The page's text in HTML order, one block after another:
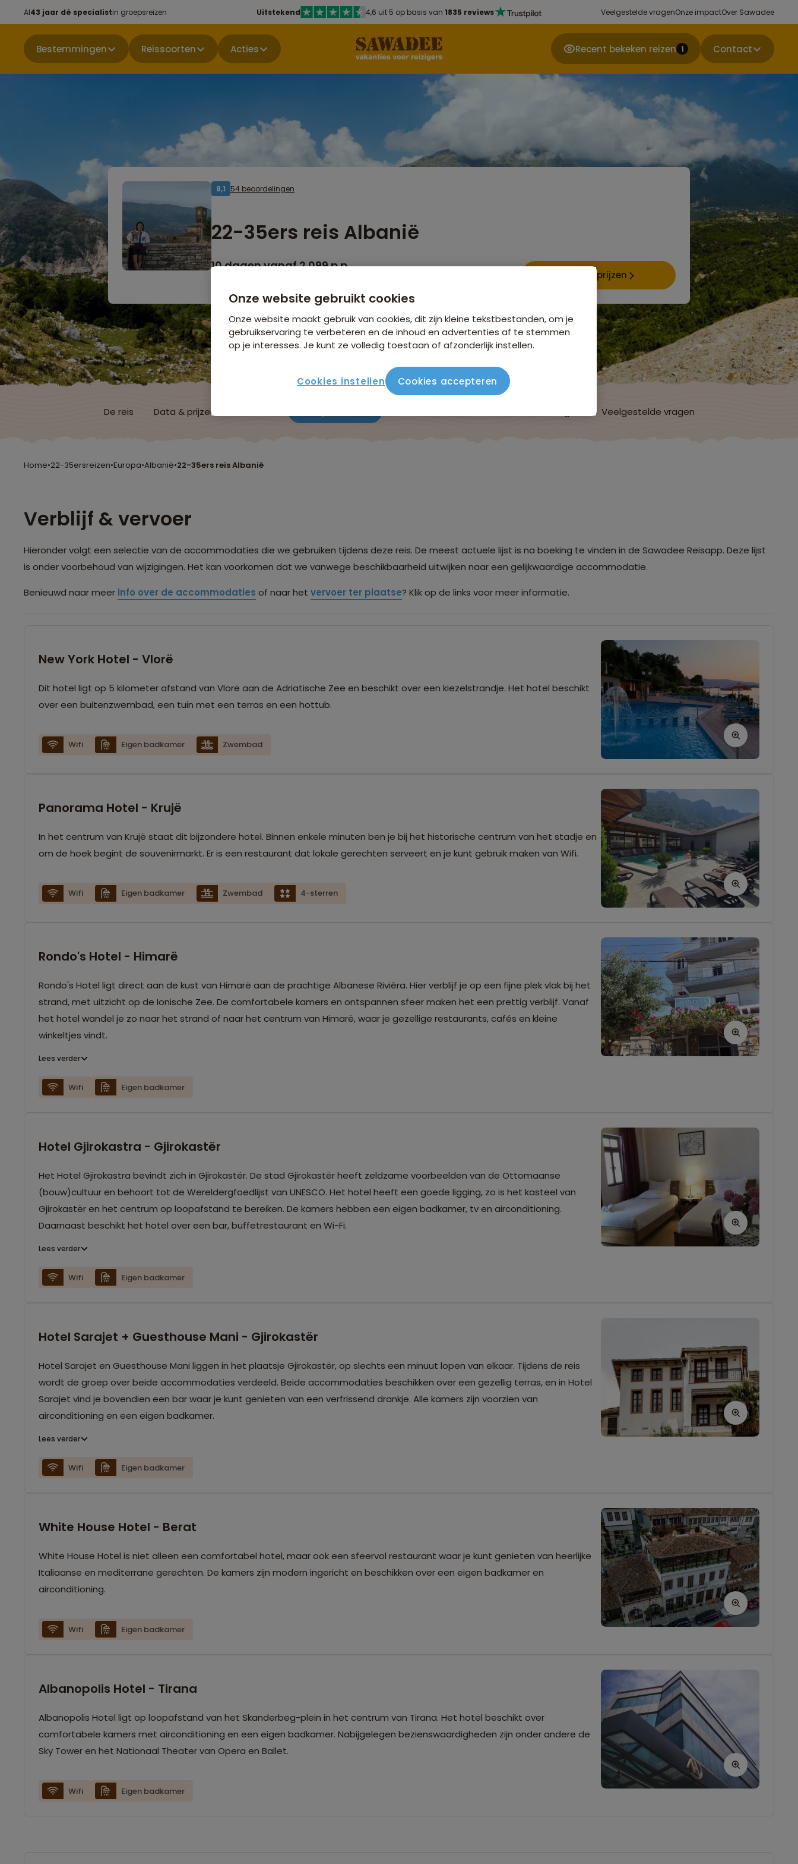
Al43 jaar dé specialistin groepsreizen Uitstekend 4,6 uit 5 op basis van 1835 reviews Veelgestelde vragenOnze impactOver Sawadee
Bestemmingen Reissoorten Acties Recent bekeken reizen 1 Contact
8,1 54 beoordelingen
22-35ers reis Albanië
10 dagen vanaf 2.099 p.p.
Data & prijzen
De reis Data & prijzen Veelgestelde vragen
Home•22-35ersreizen•Europa•Albanië•22-35ers reis Albanië
Verblijf & vervoer
Hieronder volgt een selectie van de accommodaties die we gebruiken tijdens deze reis. De meest actuele lijst is na boeking te vinden in de Sawadee Reisapp. Deze lijst
is onder voorbehoud van wijzigingen. Het kan voorkomen dat we vanwege beschikbaarheid uitwijken naar een gelijkwaardige accommodatie.
Benieuwd naar meer info over de accommodaties of naar het vervoer ter plaatse? Klik op de links voor meer informatie.
New York Hotel - Vlorë
Dit hotel ligt op 5 kilometer afstand van Vlorë aan de Adriatische Zee en beschikt over een kiezelstrandje. Het hotel beschikt
over een buitenzwembad, een tuin met een terras en een hottub.
Wifi Eigen badkamer Zwembad
Panorama Hotel - Krujë
In het centrum van Krujë staat dit bijzondere hotel. Binnen enkele minuten ben je bij het historische centrum van het stadje en
om de hoek begint de souvenirmarkt. Er is een restaurant dat lokale gerechten serveert en je kunt gebruik maken van Wifi.
Wifi Eigen badkamer Zwembad 4-sterren
Rondo's Hotel - Himarë
Rondo's Hotel ligt direct aan de kust van Himarë aan de prachtige Albanese Rivièra. Hier verblijf je op een fijne plek vlak bij het
strand, met uitzicht op de Ionische Zee. De comfortabele kamers en ontspannen sfeer maken het een prettig verblijf. Vanaf
het hotel wandel je zo naar het strand of naar het centrum van Himarë, waar je gezellige restaurants, cafés en kleine
winkeltjes vindt.
Lees verder
Wifi Eigen badkamer
Hotel Gjirokastra - Gjirokastër
Het Hotel Gjirokastra bevindt zich in Gjirokastër. De stad Gjirokastër heeft zeldzame voorbeelden van de Ottomaanse
(bouw)cultuur en behoort tot de Wereldergfoedlijst van UNESCO. Het hotel heeft een goede ligging, zo is het kasteel van
Gjirokastër en het centrum op loopafstand te bereiken. De kamers hebben een eigen badkamer, tv en airconditioning.
Daarnaast beschikt het hotel over een bar, buffetrestaurant en Wi-Fi.
Lees verder
Wifi Eigen badkamer
Hotel Sarajet + Guesthouse Mani - Gjirokastër
Hotel Sarajet en Guesthouse Mani liggen in het plaatsje Gjirokastër, op slechts een minuut lopen van elkaar. Tijdens de reis
wordt de groep over beide accommodaties verdeeld. Beide accommodaties beschikken over een gezellig terras, en in Hotel
Sarajet vind je bovendien een bar waar je kunt genieten van een verfrissend drankje. Alle kamers zijn voorzien van
airconditioning en een eigen badkamer.
Lees verder
Wifi Eigen badkamer
White House Hotel - Berat
White House Hotel is niet alleen een comfortabel hotel, maar ook een sfeervol restaurant waar je kunt genieten van heerlijke
Italiaanse en mediterrane gerechten. De kamers zijn modern ingericht en beschikken over een eigen badkamer en
airconditioning.
Wifi Eigen badkamer
Albanopolis Hotel - Tirana
Albanopolis Hotel ligt op loopafstand van het Skanderbeg-plein in het centrum van Tirana. Het hotel beschikt over
comfortabele kamers met airconditioning en een eigen badkamer. Nabijgelegen bezienswaardigheden zijn onder andere de
Sky Tower en het Nationaal Theater van Opera en Ballet.
Wifi Eigen badkamer
Onze website gebruikt cookies
Onze website maakt gebruik van cookies, dit zijn kleine tekstbestanden, om je
gebruikservaring te verbeteren en de inhoud en advertenties af te stemmen
op je interesses. Je kunt ze volledig toestaan of afzonderlijk instellen.
Cookies instellen Cookies accepteren